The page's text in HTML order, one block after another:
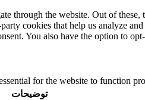
through the website. Out of
cookies that help us analyze
You also have the option to
for the website to function
توضیحات